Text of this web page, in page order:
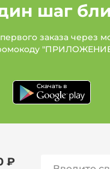
шаг
заказа через
₽